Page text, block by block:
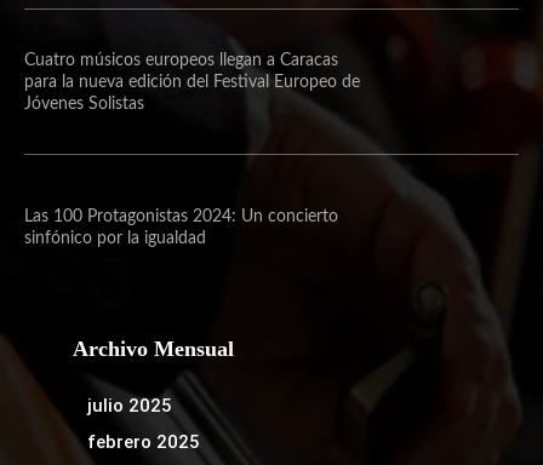
Cuatro músicos europeos llegan a Caracas
para la nueva edición del Festival Europeo de
Jóvenes Solistas
Las 100 Protagonistas 2024: Un concierto
sinfónico por la igualdad
Archivo Mensual
julio 2025
febrero 2025